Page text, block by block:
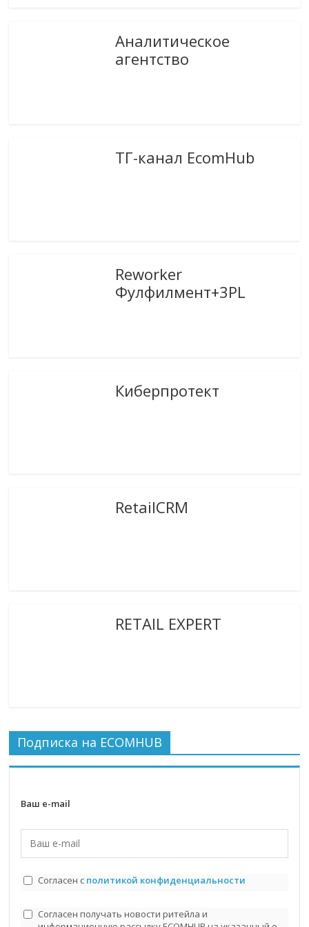
Аналитическое
агентство
ТГ-канал EcomHub
Reworker
Фулфилмент+3PL
Киберпротект
RetailCRM
RETAIL EXPERT
Подписка на ECOMHUB
Ваш e-mail
Согласен с политикой конфиденциальности
Согласен получать новости ритейла и